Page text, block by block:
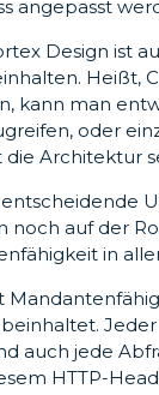
angepasst
Design ist
Heißt,
kann man
oder
Architektur
noch auf der
in
auch jede
HTTP-